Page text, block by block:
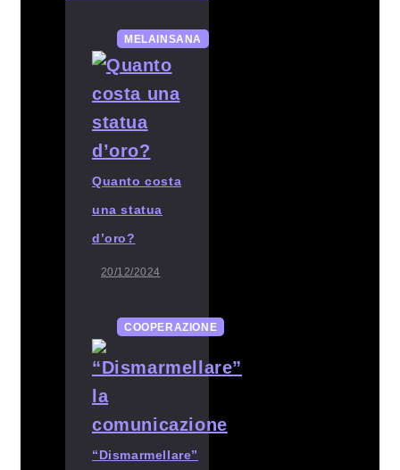
MELAINSANA
Quanto costa
una statua
d’oro?
20/12/2024
COOPERAZIONE
“Dismarmellare”